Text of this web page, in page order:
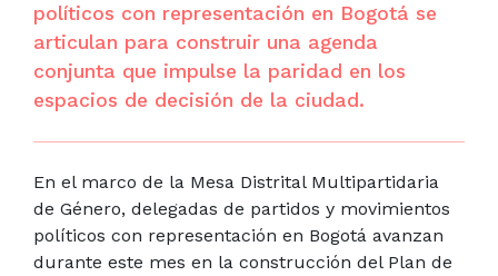
políticos con representación en Bogotá se
articulan para construir una agenda
conjunta que impulse la paridad en los
espacios de decisión de la ciudad.
En el marco de la Mesa Distrital Multipartidaria
de Género, delegadas de partidos y movimientos
políticos con representación en Bogotá avanzan
durante este mes en la construcción del Plan de